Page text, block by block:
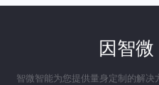
因智微
智微智能为您提供量身定制的解